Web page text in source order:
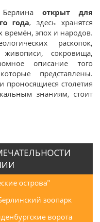
Берлинаоткрыт для
года, здесь хранятся
времён, эпох и народов.
раскопок,
сокровища,
описание того
представлены.
проносящиеся столетия
знаниям, стоит
острова"
зоопарк
ворота